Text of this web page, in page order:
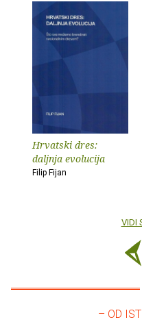
Hrvatski dres:
daljnja evolucija
Filip Fijan
VIDI
– OD